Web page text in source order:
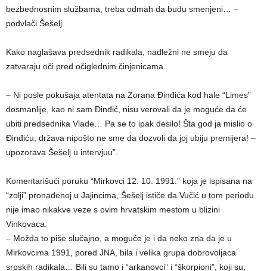
bezbednosnim službama, treba odmah da budu smenjeni… –
podvlači Šešelj.
Kako naglašava predsednik radikala, nadležni ne smeju da
zatvaraju oči pred očiglednim činjenicama.
– Ni posle pokušaja atentata na Zorana Đinđića kod hale “Limes”
dosmanlije, kao ni sam Đinđić, nisu verovali da je moguće da će
ubiti predsednika Vlade… Pa se to ipak desilo! Šta god ja mislio o
Đinđiću, država nipošto ne sme da dozvoli da joj ubiju premijera! –
upozorava Šešelj u intervjuu”.
Komentarišući poruku “Mirkovci 12. 10. 1991.” koja je ispisana na
“zolji” pronađenoj u Jajincima, Šešelj ističe da Vučić u tom periodu
nije imao nikakve veze s ovim hrvatskim mestom u blizini
Vinkovaca.
– Možda to piše slučajno, a moguće je i da neko zna da je u
Mirkovcima 1991, pored JNA, bila i velika grupa dobrovoljaca
srpskih radikala… Bili su tamo i “arkanovci” i “škorpioni”, koji su,